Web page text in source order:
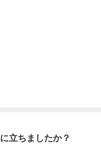
立ちましたか？